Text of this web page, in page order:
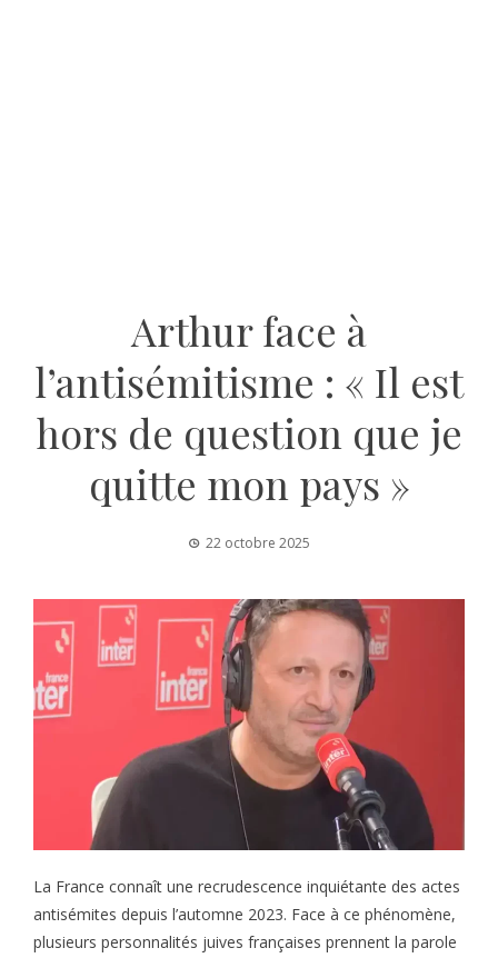
Arthur face à
l’antisémitisme : « Il est
hors de question que je
quitte mon pays »
22 octobre 2025
La France connaît une recrudescence inquiétante des actes
antisémites depuis l’automne 2023. Face à ce phénomène,
plusieurs personnalités juives françaises prennent la parole